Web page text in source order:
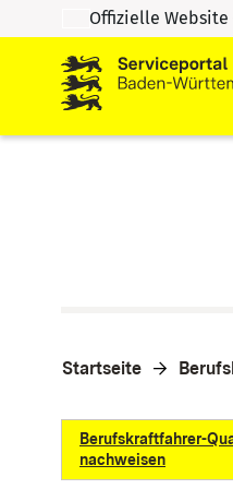
Zum Inhalt springen
Zur Suche springen
Offizielle
Startseite
Berufskraftfahrer-
nachweisen